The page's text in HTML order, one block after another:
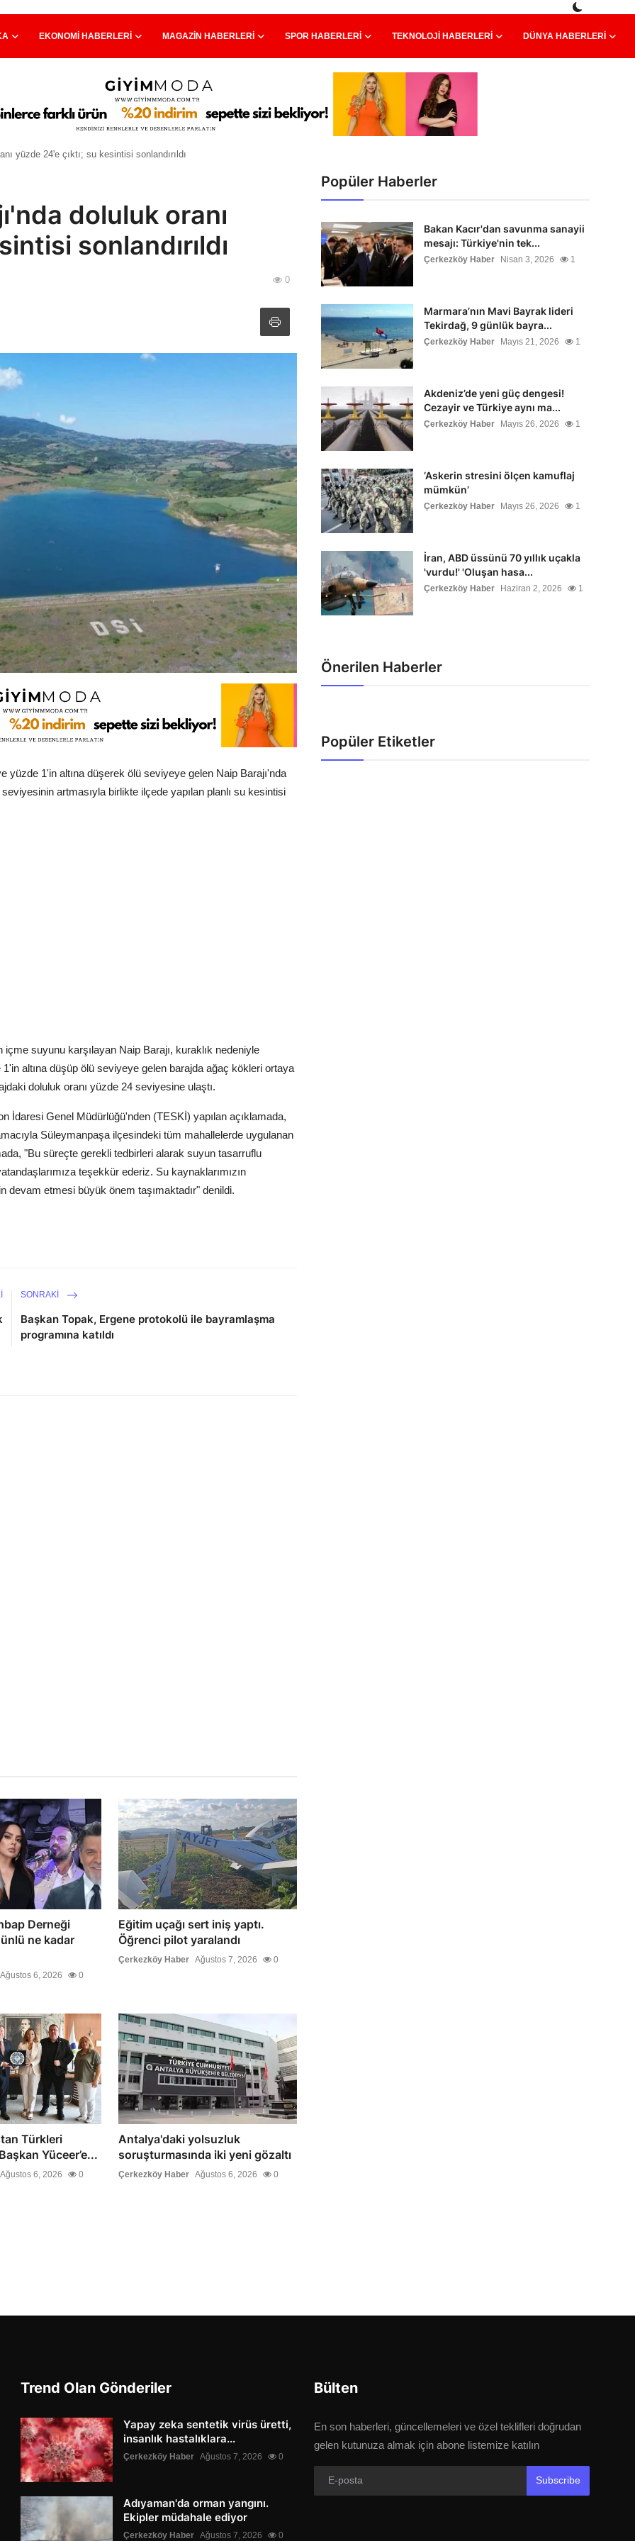
EKONOMI HABERLERI MAGAZIN HABERLERI SPOR HABERLERI TEKNOLOJI HABERLERI DÜNYA HABERLERI
yüzde 24'e çıktı; su kesintisi sonlandırıldı
doluluk oranı
sonlandırıldı
0
1'in altına düşerek ölü seviyeye gelen Naip Barajı'nda
artmasıyla birlikte ilçede yapılan planlı su kesintisi
suyunu karşılayan Naip Barajı, kuraklık nedeniyle
altına düşüp ölü seviyeye gelen barajda ağaç kökleri ortaya
doluluk oranı yüzde 24 seviyesine ulaştı.
İdaresi Genel Müdürlüğü'nden (TESKİ) yapılan açıklamada,
Süleymanpaşa ilçesindeki tüm mahallelerde uygulanan
"Bu süreçte gerekli tedbirleri alarak suyun tasarruflu
teşekkür ederiz. Su kaynaklarımızın
devam etmesi büyük önem taşımaktadır" denildi.
SONRAKI
Başkan Topak, Ergene protokolü ile bayramlaşma
programına katıldı
Derneği
ne kadar
Ağustos 6, 2026 0
Eğitim uçağı sert iniş yaptı.
Öğrenci pilot yaralandı
Çerkezköy Haber Ağustos 7, 2026 0
Türkleri
Yüceer’e...
Ağustos 6, 2026 0
Antalya'daki yolsuzluk
soruşturmasında iki yeni gözaltı
Çerkezköy Haber Ağustos 6, 2026 0
Popüler Haberler
Bakan Kacır'dan savunma sanayii
mesajı: Türkiye'nin tek...
Çerkezköy Haber Nisan 3, 2026 1
Marmara’nın Mavi Bayrak lideri
Tekirdağ, 9 günlük bayra...
Çerkezköy Haber Mayıs 21, 2026 1
Akdeniz’de yeni güç dengesi!
Cezayir ve Türkiye aynı ma...
Çerkezköy Haber Mayıs 26, 2026 1
‘Askerin stresini ölçen kamuflaj
mümkün’
Çerkezköy Haber Mayıs 26, 2026 1
İran, ABD üssünü 70 yıllık uçakla
'vurdu!' 'Oluşan hasa...
Çerkezköy Haber Haziran 2, 2026 1
Önerilen Haberler
Popüler Etiketler
Trend Olan Gönderiler
Yapay zeka sentetik virüs üretti,
insanlık hastalıklara...
Çerkezköy Haber Ağustos 7, 2026 0
Adıyaman'da orman yangını.
Ekipler müdahale ediyor
Çerkezköy Haber Ağustos 7, 2026 0
Bülten
En son haberleri, güncellemeleri ve özel teklifleri doğrudan
gelen kutunuza almak için abone listemize katılın
Subscribe